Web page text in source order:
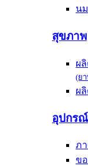
น
สุขภาพ
ผ
(ย
ผ
อุปกร
ภ
ข